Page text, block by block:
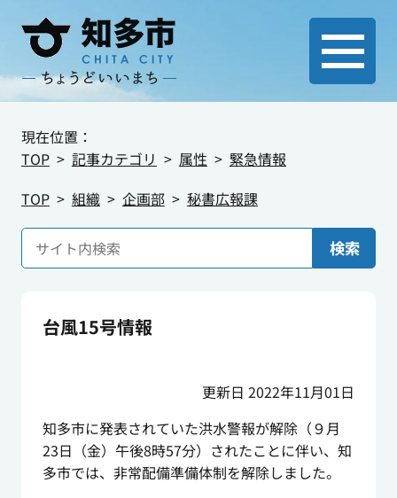
現在位置：
TOP
記事カテゴリ 属性
緊急情報
TOP
組織 企画部 秘書広報課
検索
台風15号情報
更新日 2022年11月01日
知多市に発表されていた洪水警報が解除（９月
23日（金）午後8時57分）されたことに伴い、知
多市では、非常配備準備体制を解除しました。